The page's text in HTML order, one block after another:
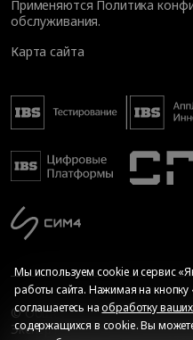
Применяются Политика
обслуживания.
Карта сайта
© Общество с ограниченной
Экспертиза», 2026. Все
Мы используем cookie и сервис
работы сайта. Нажимая на кнопку
соглашаетесь наобработку
содержащихся в cookie. Вы